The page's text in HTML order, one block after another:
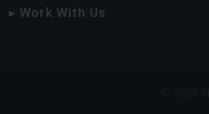
▸ Work With Us